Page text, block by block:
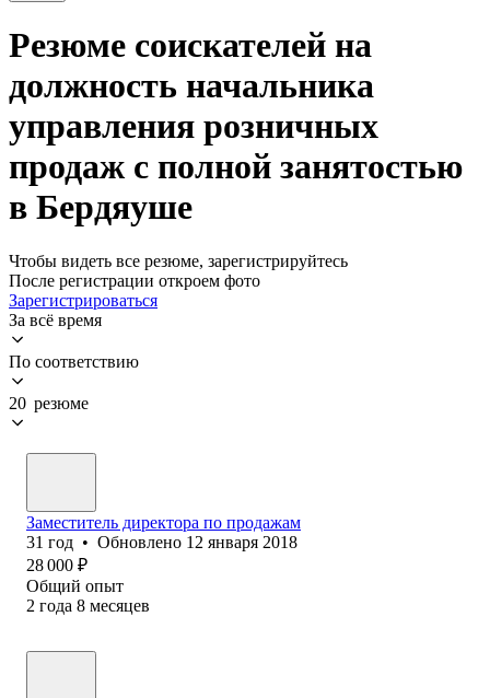
Резюме соискателей на
должность начальника
управления розничных
продаж с полной занятостью
в Бердяуше
Чтобы видеть все резюме, зарегистрируйтесь
После регистрации откроем фото
Зарегистрироваться
За всё время
По соответствию
20 резюме
Заместитель директора по продажам
31 год • Обновлено 12 января 2018
28 000 ₽
Общий опыт
2 года 8 месяцев